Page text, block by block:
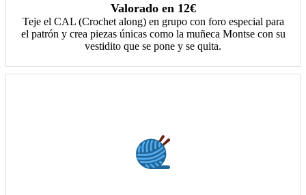
Valorado en 12€
Teje el CAL (Crochet along) en grupo con foro especial para
el patrón y crea piezas únicas como la muñeca Montse con su
vestidito que se pone y se quita.